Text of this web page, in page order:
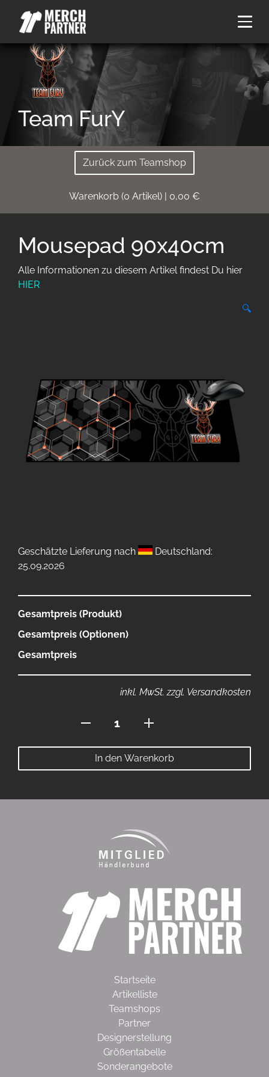
Team FurY
Zurück zum Teamshop
Warenkorb (0 Artikel) | 0,00 €
Mousepad 90x40cm
Alle Informationen zu diesem Artikel findest Du hier
HIER
🔍
Geschätzte Lieferung nach
Deutschland:
25.09.2026
Gesamtpreis (Produkt)
Gesamtpreis (Optionen)
Gesamtpreis
inkl. MwSt. zzgl. Versandkosten
90x40cm
Menge
In den Warenkorb
Startseite
Artikelliste
Teamshops
Partner
Designerstellung
Größentabelle
Sonderangebote